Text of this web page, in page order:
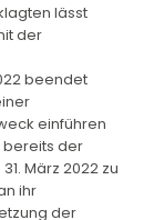
lässt
der
beendet
einführen
der
März 2022 zu
ihr
der